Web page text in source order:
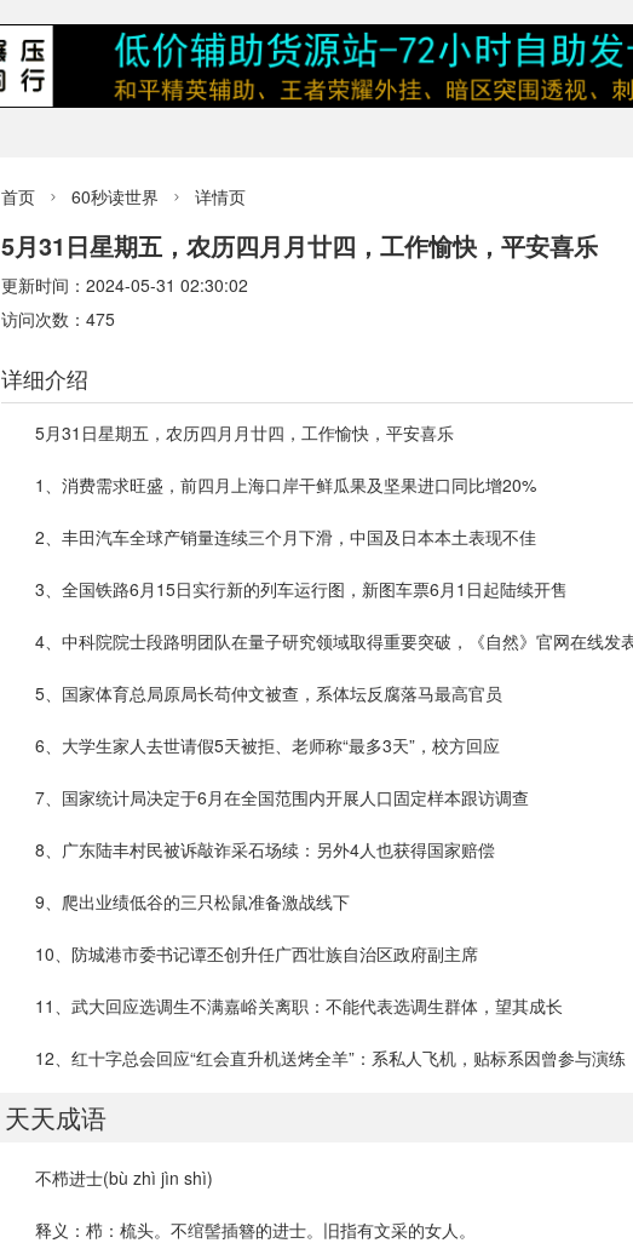
首页  60秒读世界  详情页
5月31日星期五，农历四月月廿四，工作愉快，平安喜乐
更新时间：2024-05-31 02:30:02
访问次数：475
详细介绍
5月31日星期五，农历四月月廿四，工作愉快，平安喜乐
1、消费需求旺盛，前四月上海口岸干鲜瓜果及坚果进口同比增20%
2、丰田汽车全球产销量连续三个月下滑，中国及日本本土表现不佳
3、全国铁路6月15日实行新的列车运行图，新图车票6月1日起陆续开售
4、中科院院士段路明团队在量子研究领域取得重要突破，《自然》官网在线发
5、国家体育总局原局长苟仲文被查，系体坛反腐落马最高官员
6、大学生家人去世请假5天被拒、老师称“最多3天”，校方回应
7、国家统计局决定于6月在全国范围内开展人口固定样本跟访调查
8、广东陆丰村民被诉敲诈采石场续：另外4人也获得国家赔偿
9、爬出业绩低谷的三只松鼠准备激战线下
10、防城港市委书记谭丕创升任广西壮族自治区政府副主席
11、武大回应选调生不满嘉峪关离职：不能代表选调生群体，望其成长
12、红十字总会回应“红会直升机送烤全羊”：系私人飞机，贴标系因曾参与演练
天天成语
不栉进士(bù zhì jìn shì)
释义：栉：梳头。不绾髻插簪的进士。旧指有文采的女人。